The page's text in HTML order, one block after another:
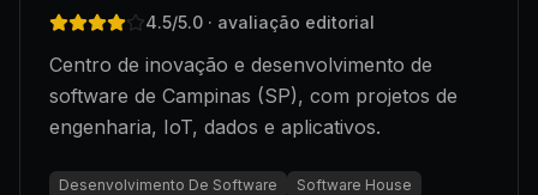
4.5/5.0 · avaliação editorial
Centro de inovação e desenvolvimento de
software de Campinas (SP), com projetos de
engenharia, IoT, dados e aplicativos.
Desenvolvimento De Software
Software House